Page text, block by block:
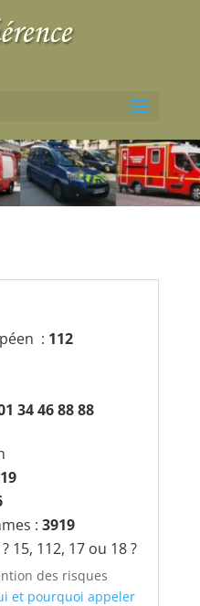
: 112
34 46 88 88
: 3919
15, 112, 17 ou 18 ?
des risques
et pourquoi appeler